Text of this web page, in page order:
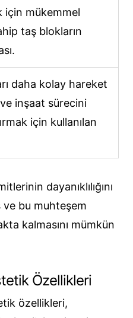
için mükemmel
taş blokların
daha kolay hareket
inşaat sürecini
için kullanılan
dayanıklılığını
ve bu muhteşem
kalmasını mümkün
Özellikleri
özellikleri,